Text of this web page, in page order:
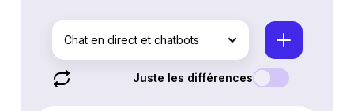
Chat en direct et chatbots
Juste les différences